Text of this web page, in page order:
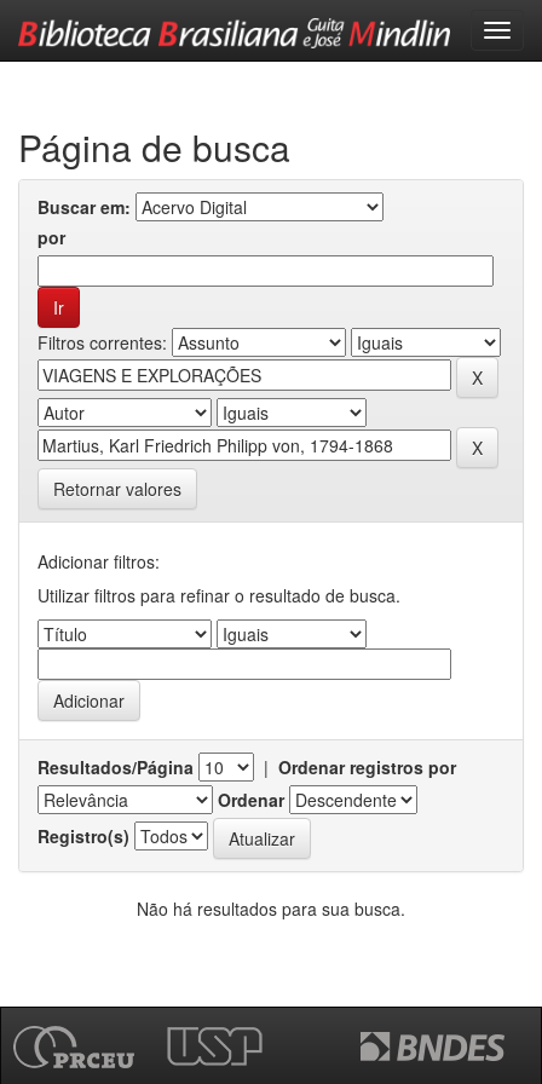
Página de busca
Buscar em:
por
Filtros correntes:
Retornar valores
Adicionar filtros:
Utilizar filtros para refinar o resultado de busca.
Resultados/Página | Ordenar registros por
Ordenar
Registro(s)
Não há resultados para sua busca.